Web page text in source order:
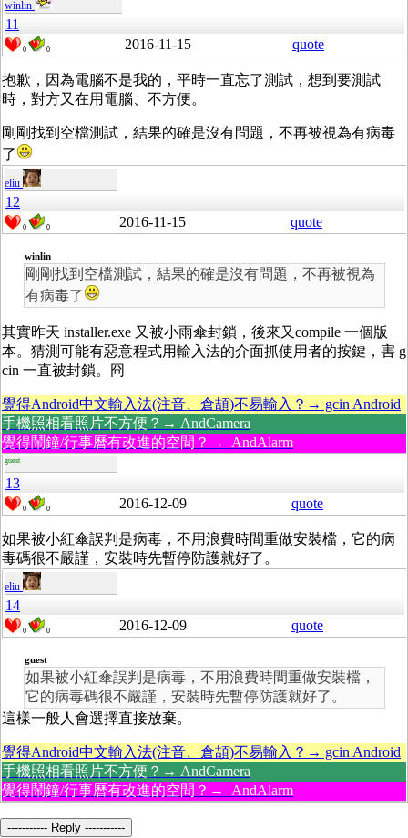
winlin
11
0 0 2016-11-15 quote
抱歉，因為電腦不是我的，平時一直忘了測試，想到要測試
時，對方又在用電腦、不方便。
剛剛找到空檔測試，結果的確是沒有問題，不再被視為有病毒
了
eliu
12
0 0 2016-11-15 quote
winlin
剛剛找到空檔測試，結果的確是沒有問題，不再被視為
有病毒了
其實昨天 installer.exe 又被小雨傘封鎖，後來又compile 一個版
本。猜測可能有惡意程式用輸入法的介面抓使用者的按鍵，害 g
cin 一直被封鎖。冏
覺得Android中文輸入法(注音、倉頡)不易輸入？→ gcin Android
手機照相看照片不方便？→ AndCamera
覺得鬧鐘/行事曆有改進的空間？→ AndAlarm
guest
13
0 0 2016-12-09 quote
如果被小紅傘誤判是病毒，不用浪費時間重做安裝檔，它的病
毒碼很不嚴謹，安裝時先暫停防護就好了。
eliu
14
0 0 2016-12-09 quote
guest
如果被小紅傘誤判是病毒，不用浪費時間重做安裝檔，
它的病毒碼很不嚴謹，安裝時先暫停防護就好了。
這樣一般人會選擇直接放棄。
覺得Android中文輸入法(注音、倉頡)不易輸入？→ gcin Android
手機照相看照片不方便？→ AndCamera
覺得鬧鐘/行事曆有改進的空間？→ AndAlarm
----------- Reply -----------